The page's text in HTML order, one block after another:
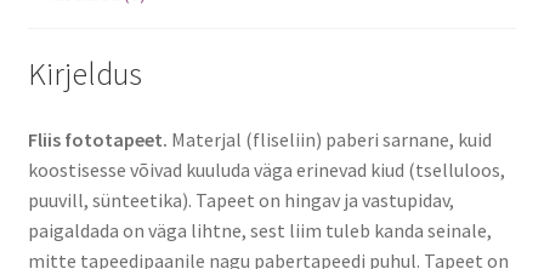
Kirjeldus
Fliis fototapeet. Materjal (fliseliin) paberi sarnane, kuid
koostisesse võivad kuuluda väga erinevad kiud (tselluloos,
puuvill, sünteetika). Tapeet on hingav ja vastupidav,
paigaldada on väga lihtne, sest liim tuleb kanda seinale,
mitte tapeedipaanile nagu pabertapeedi puhul. Tapeet on